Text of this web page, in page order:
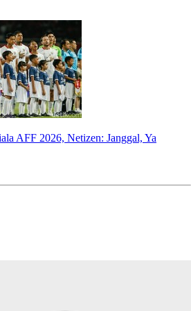
AFF 2026, Netizen: Janggal, Ya